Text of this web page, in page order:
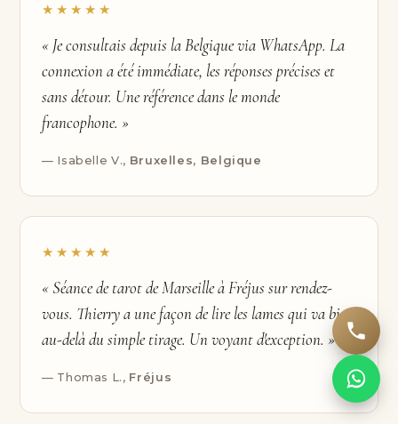
★★★★★
« Je consultais depuis la Belgique via WhatsApp. La
connexion a été immédiate, les réponses précises et
sans détour. Une référence dans le monde
francophone. »
— Isabelle V., Bruxelles, Belgique
★★★★★
« Séance de tarot de Marseille à Fréjus sur rendez-
vous. Thierry a une façon de lire les lames qui va bien
au-delà du simple tirage. Un voyant d'exception. »
— Thomas L., Fréjus